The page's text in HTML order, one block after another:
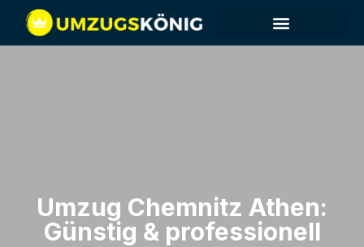
Umzug Chemnitz​ Athen:
Günstig & professionell​